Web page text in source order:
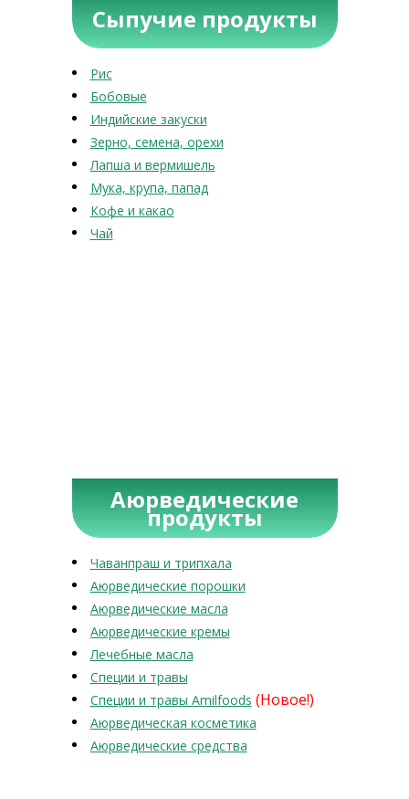
Сыпучие продукты
Рис
Бобовые
Индийские закуски
Зерно, семена, орехи
Лапша и вермишель
Мука, крупа, папад
Кофе и какао
Чай
Аюрведические
продукты
Чаванпраш и трипхала
Аюрведические порошки
Аюрведические масла
Аюрведические кремы
Лечебные масла
Специи и травы
Специи и травы Amilfoods (Новое!)
Аюрведическая косметика
Аюрведические средства